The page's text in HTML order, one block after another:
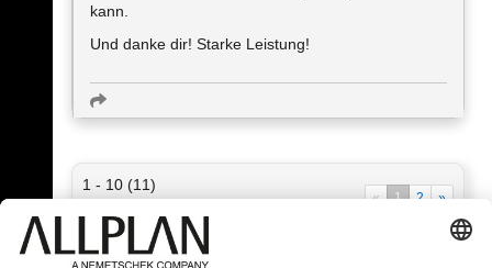
kann.
Und danke dir! Starke Leistung!
1 - 10 (11)
« 1 2 »